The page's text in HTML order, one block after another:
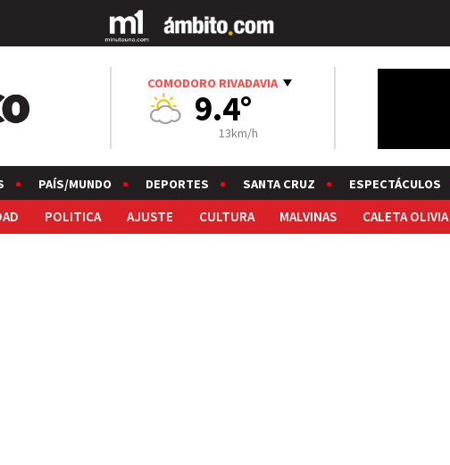
COMODORO RIVADAVIA
9.4°
13km/h
PAÍS/MUNDO DEPORTES SANTA CRUZ ESPECTÁCULOS
POLITICA AJUSTE CULTURA MALVINAS CALETA OLIVIA